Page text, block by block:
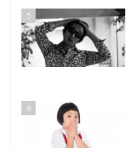
5
6